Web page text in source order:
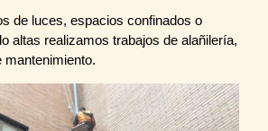
de luces, espacios confinados o
altas realizamos trabajos de alañilería,
mantenimiento.